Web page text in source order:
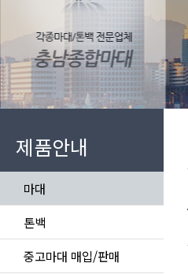
제품안내
마대
톤백
중고마대 매입/판매